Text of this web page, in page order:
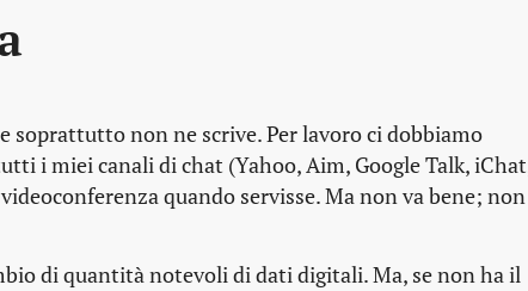
soprattutto non ne scrive. Per lavoro ci dobbiamo
i miei canali di chat (Yahoo, Aim, Google Talk,
quando servisse. Ma non va bene; non
di quantità notevoli di dati digitali. Ma, se non ha il